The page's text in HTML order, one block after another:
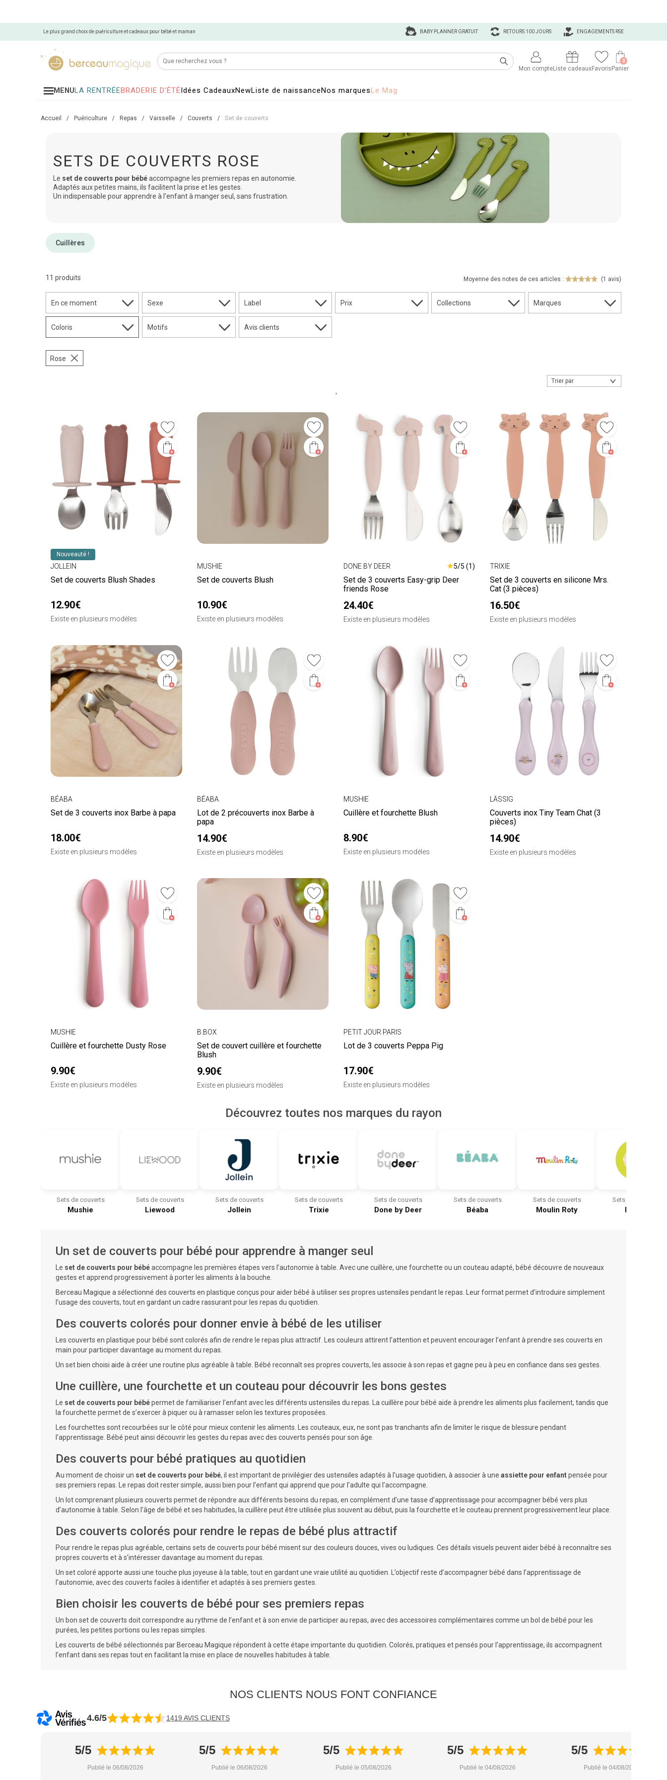
Le plus grand choix de puériculture et cadeaux pour bébé et maman ENGAGEMENTS RSE
RETOURS 100 JOURS
BABY PLANNER GRATUIT
Mon compteListe cadeauxFavorisPanier
0
MENULA RENTRÉEBRADERIE D'ÉTÉIdées CadeauxNewListe de naissanceNos marquesLe Mag
Accueil / Puériculture / Repas / Vaisselle / Couverts / Set de couverts
SETS DE COUVERTS ROSE
Le set de couverts pour bébéaccompagne les premiers repas en autonomie.
Adaptés aux petites mains, ils facilitent la prise et les gestes.
Un indispensable pour apprendre à l'enfant à manger seul, sans frustration.
Cuillères
11 produits Moyenne des notes de ces articles : (1 avis)
En ce moment Sexe Label Prix Collections Marques
Coloris Motifs Avis clients
Rose
Trier par
'
Nouveauté !
JOLLEIN
Set de couverts Blush Shades
12.90€
Existe en plusieurs modèles
MUSHIE
Set de couverts Blush
10.90€
Existe en plusieurs modèles
DONE BY DEER ★5/5 (1)
Set de 3 couverts Easy-grip Deer
friends Rose
24.40€
Existe en plusieurs modèles
TRIXIE
Set de 3 couverts en silicone Mrs.
Cat (3 pièces)
16.50€
Existe en plusieurs modèles
BÉABA
Set de 3 couverts inox Barbe à papa
18.00€
Existe en plusieurs modèles
BÉABA
Lot de 2 précouverts inox Barbe à
papa
14.90€
Existe en plusieurs modèles
MUSHIE
Cuillère et fourchette Blush
8.90€
Existe en plusieurs modèles
LÄSSIG
Couverts inox Tiny Team Chat (3
pièces)
14.90€
Existe en plusieurs modèles
MUSHIE
Cuillère et fourchette Dusty Rose
9.90€
Existe en plusieurs modèles
B.BOX
Set de couvert cuillère et fourchette
Blush
9.90€
Existe en plusieurs modèles
PETIT JOUR PARIS
Lot de 3 couverts Peppa Pig
17.90€
Existe en plusieurs modèles
Découvrez toutes nos marques du rayon
Sets de couverts
Mushie
Sets de couverts
Liewood
Sets de couverts
Jollein
Sets de couverts
Trixie
Sets de couverts
Done by Deer
Sets de couverts
Béaba
Sets de couverts
Moulin Roty
Sets de couverts
Lässig
Un set de couverts pour bébé pour apprendre à manger seul
Le set de couverts pour bébéaccompagne les premières étapes vers l’autonomie à table. Avec une cuillère, une fourchette ou un couteau adapté, bébé découvre de nouveaux
gestes et apprend progressivement à porter les aliments à la bouche.
Berceau Magique a sélectionné des couverts en plastique conçus pour aider bébé à utiliser ses propres ustensiles pendant le repas. Leur format permet d’introduire simplement
l’usage des couverts, tout en gardant un cadre rassurant pour les repas du quotidien.
Des couverts colorés pour donner envie à bébé de les utiliser
Les couverts en plastique pour bébé sont colorés afin de rendre le repas plus attractif. Les couleurs attirent l’attention et peuvent encourager l’enfant à prendre ses couverts en
main pour participer davantage au moment du repas.
Un set bien choisi aide à créer une routine plus agréable à table. Bébé reconnaît ses propres couverts, les associe à son repas et gagne peu à peu en confiance dans ses gestes.
Une cuillère, une fourchette et un couteau pour découvrir les bons gestes
Le set de couverts pour bébépermet de familiariser l’enfant avec les différents ustensiles du repas. La cuillère pour bébé aide à prendre les aliments plus facilement, tandis que
la fourchette permet de s’exercer à piquer ou à ramasser selon les textures proposées.
Les fourchettes sont recourbées sur le côté pour mieux contenir les aliments. Les couteaux, eux, ne sont pas tranchants afin de limiter le risque de blessure pendant
l’apprentissage. Bébé peut ainsi découvrir les gestes du repas avec des couverts pensés pour son âge.
Des couverts pour bébé pratiques au quotidien
Au moment de choisir un set de couverts pour bébé, il est important de privilégier des ustensiles adaptés à l’usage quotidien, à associer à une assiette pour enfantpensée pour
ses premiers repas. Le repas doit rester simple, aussi bien pour l’enfant qui apprend que pour l’adulte qui l’accompagne.
Un lot comprenant plusieurs couverts permet de répondre aux différents besoins du repas, en complément d’une tasse d’apprentissage pour accompagner bébé vers plus
d’autonomie à table. Selon l’âge de bébé et ses habitudes, la cuillère peut être utilisée plus souvent au début, puis la fourchette et le couteau prennent progressivement leur place.
Des couverts colorés pour rendre le repas de bébé plus attractif
Pour rendre le repas plus agréable, certains sets de couverts pour bébé misent sur des couleurs douces, vives ou ludiques. Ces détails visuels peuvent aider bébé à reconnaître ses
propres couverts et à s’intéresser davantage au moment du repas.
Un set coloré apporte aussi une touche plus joyeuse à la table, tout en gardant une vraie utilité au quotidien. L’objectif reste d’accompagner bébé dans l’apprentissage de
l’autonomie, avec des couverts faciles à identifier et adaptés à ses premiers gestes.
Bien choisir les couverts de bébé pour ses premiers repas
Un bon set de couverts doit correspondre au rythme de l’enfant et à son envie de participer au repas, avec des accessoires complémentaires comme un bol de bébé pour les
purées, les petites portions ou les repas simples.
Les couverts de bébé sélectionnés par Berceau Magique répondent à cette étape importante du quotidien. Colorés, pratiques et pensés pour l’apprentissage, ils accompagnent
l’enfant dans ses repas tout en facilitant la mise en place de nouvelles habitudes à table.
NOS CLIENTS NOUS FONT CONFIANCE
4.6/5 1419 AVIS CLIENTS
5/5
Publié le 06/08/2026
5/5
Publié le 06/08/2026
5/5
Publié le 05/08/2026
5/5
Publié le 04/08/2026
5/5
Publié le 04/08/2026